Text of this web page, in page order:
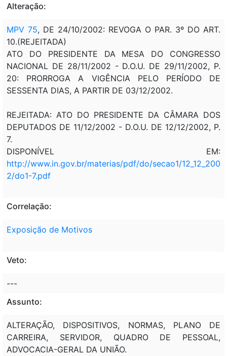
Alteração:
MPV 75, DE 24/10/2002: REVOGA O PAR. 3º DO ART.
10.(REJEITADA)
ATO DO PRESIDENTE DA MESA DO CONGRESSO
NACIONAL DE 28/11/2002 - D.O.U. DE 29/11/2002, P.
20: PRORROGA A VIGÊNCIA PELO PERÍODO DE
SESSENTA DIAS, A PARTIR DE 03/12/2002.
REJEITADA: ATO DO PRESIDENTE DA CÂMARA DOS
DEPUTADOS DE 11/12/2002 - D.O.U. DE 12/12/2002, P.
7.
DISPONÍVEL EM:
http://www.in.gov.br/materias/pdf/do/secao1/12_12_200
2/do1-7.pdf
Correlação:
Exposição de Motivos
Veto:
---
Assunto:
ALTERAÇÃO, DISPOSITIVOS, NORMAS, PLANO DE
CARREIRA, SERVIDOR, QUADRO DE PESSOAL,
ADVOCACIA-GERAL DA UNIÃO.